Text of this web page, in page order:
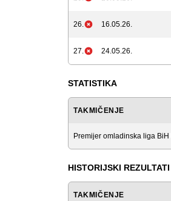
26. 16.05.26.
27. 24.05.26.
STATISTIKA
TAKMIČENJE
Premijer omladinska liga BiH
HISTORIJSKI REZULTATI
TAKMIČENJE